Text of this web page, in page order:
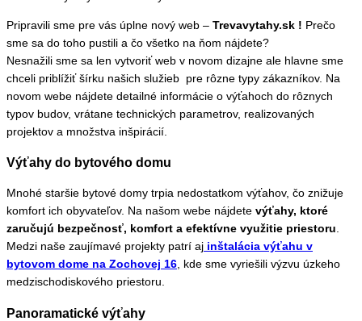
Pripravili sme pre vás úplne nový web – Trevavytahy.sk ! Prečo
sme sa do toho pustili a čo všetko na ňom nájdete?
Nesnažili sme sa len vytvoriť web v novom dizajne ale hlavne sme
chceli priblížiť šírku našich služieb pre rôzne typy zákazníkov. Na
novom webe nájdete detailné informácie o výťahoch do rôznych
typov budov, vrátane technických parametrov, realizovaných
projektov a množstva inšpirácií.
Výťahy do bytového domu
Mnohé staršie bytové domy trpia nedostatkom výťahov, čo znižuje
komfort ich obyvateľov. Na našom webe nájdete výťahy, ktoré
zaručujú bezpečnosť, komfort a efektívne využitie priestoru.
Medzi naše zaujímavé projekty patrí aj inštalácia výťahu v
bytovom dome na Zochovej 16, kde sme vyriešili výzvu úzkeho
medzischodiskového priestoru.
Panoramatické výťahy